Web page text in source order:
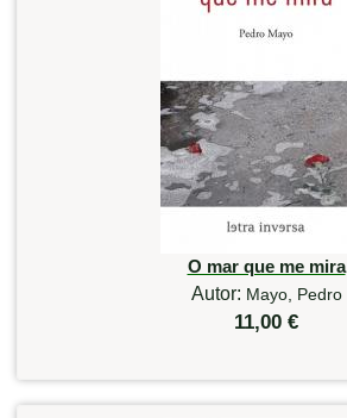
O mar que me mira
Autor: Mayo, Pedro
11,00 €